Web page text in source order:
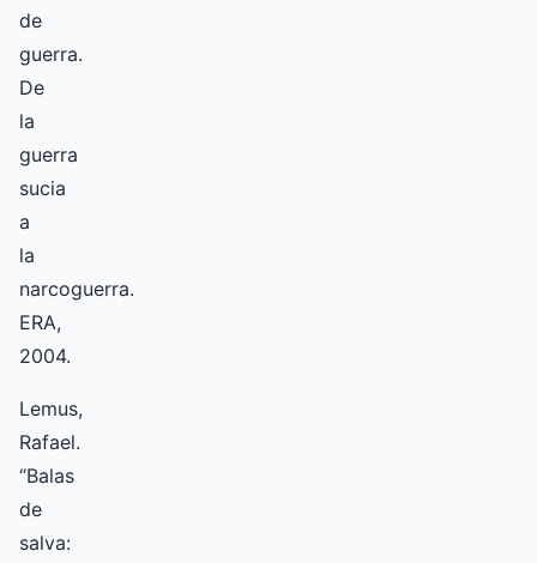
de
guerra.
De
la
guerra
sucia
a
la
narcoguerra.
ERA,
2004.
Lemus,
Rafael.
“Balas
de
salva: